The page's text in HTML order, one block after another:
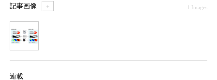
記事画像 ＋ 1 Images
連載